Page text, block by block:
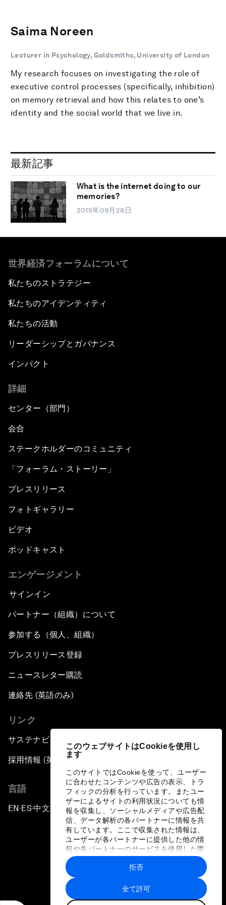
このウェブサイトはCookieを使用し
ます
このサイトではCookieを使って、ユーザー
に合わせたコンテンツや広告の表示、トラ
フィックの分析を行っています。またユー
ザーによるサイトの利用状況についても情
報を収集し、ソーシャルメディアや広告配
信、データ解析の各パートナーに情報を共
有しています。ここで収集された情報は、
ユーザーが各パートナーに提供した他の情
報や各パートナーのサービスを使用した際
に収集された情報と組み合わされ、各パー
トナーによって使用されることがありま
す。
全て許可
拒否
Saima Noreen
Lecturer in Psychology, Goldsmiths, University of London
My research focuses on investigating the role of
executive control processes (specifically, inhibition)
on memory retrieval and how this relates to one’s
identity and the social world that we live in.
最新記事
What is the internet doing to our
memories?
2015年09月28日
世界経済フォーラムについて
私たちのストラテジー
私たちのアイデンティティ
私たちの活動
リーダーシップとガバナンス
インパクト
詳細
センター（部門）
会合
ステークホルダーのコミュニティ
「フォーラム・ストーリー」
プレスリリース
フォトギャラリー
ビデオ
ポッドキャスト
エンゲージメント
サインイン
パートナー（組織）について
参加する（個人、組織）
プレスリリース登録
ニュースレター購読
連絡先 (英語のみ)
リンク
サステナビリティへの取り組み
採用情報 (英語のみ)
言語
EN ▪ES▪中文▪ 日本語
プライバシーポリシーと利用規約
サイトマップ